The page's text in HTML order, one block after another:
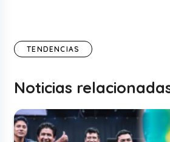
TENDENCIAS
Noticias